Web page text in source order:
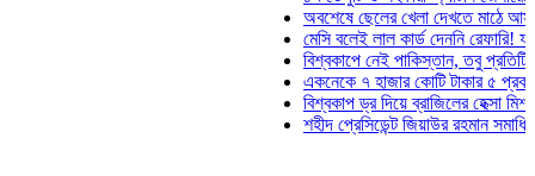
অবশেষে ছেলের খেলা দেখতে মাঠে আসছেন
মেসি বলেই লাল কার্ড দেননি রেফারি! ফাউল
বিশ্বকাপে নেই পাকিস্তান, তবু প্রতিটি গোলে
একনেকে ৭ হাজার কোটি টাকার ৫ প্রকল্পের
বিশ্বকাপ ড্র দিয়ে ব্রাজিলের হেক্সা মিশন শুরু
শহীদ প্রেসিডেন্ট জিয়াউর রহমান সমাধিতে